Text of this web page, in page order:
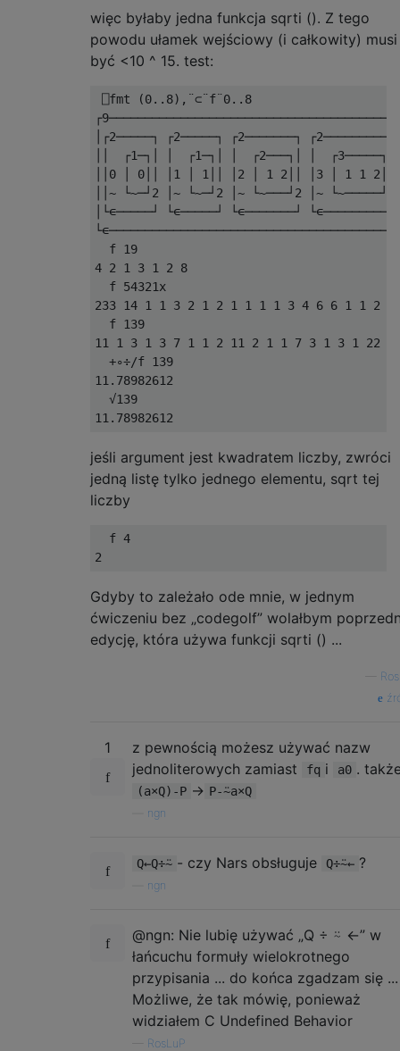
więc byłaby jedna funkcja sqrti (). Z tego
powodu ułamek wejściowy (i całkowity) musi
być <10 ^ 15. test:
⎕fmt (0..8),¨⊂¨f¨0..8
│┌2─────┐ ┌2─────┐ ┌2───────┐
││  ┌1─┐│ │  ┌1─┐│ │  ┌2───┐│ │
││0 │ 0││ │1 │ 1││ │2 │ 1 2││ │3 │ 1 1
││~ └~─┘2 │~ └~─┘2 │~ └~───┘2 │~
│└∊─────┘ └∊─────┘ └∊───────┘
  f 19
4 2 1 3 1 2 8
  f 54321x
233 14 1 1 3 2 1 2 1 1 1 1 3 4 6 6 1 1 2
  f 139
11 1 3 1 3 7 1 1 2 11 2 1 1 7 3 1 3 1 22
  +∘÷/f 139
11.78982612
  √139
jeśli argument jest kwadratem liczby, zwróci
jedną listę tylko jednego elementu, sqrt tej
liczby
  f 4
Gdyby to zależało ode mnie, w jednym
ćwiczeniu bez „codegolf” wolałbym
edycję, która używa funkcji sqrti () ...
1
z pewnością możesz używać nazw
jednoliterowych zamiast
fq i a0 .
(a×Q)-P -> P-⍨a×Q
ngn
Q←Q÷⍨ - czy Nars obsługuje Q÷⍨← ?
ngn
@ngn: Nie lubię używać „Q ÷ ⍨ ←” w
łańcuchu formuły wielokrotnego
przypisania ... do końca zgadzam się ...
Możliwe, że tak mówię, ponieważ
widziałem C Undefined Behavior
RosLuP